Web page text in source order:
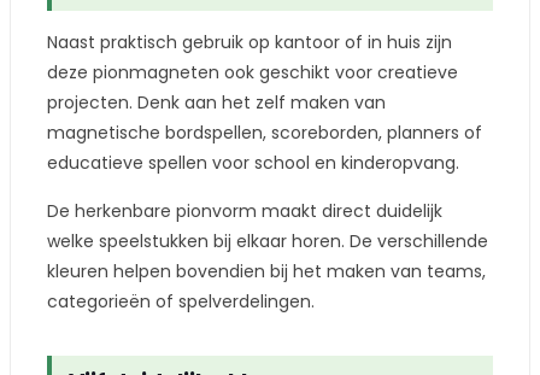
Naast praktisch gebruik op kantoor of in huis zijn
deze pionmagneten ook geschikt voor creatieve
projecten. Denk aan het zelf maken van
magnetische bordspellen, scoreborden, planners of
educatieve spellen voor school en kinderopvang.
De herkenbare pionvorm maakt direct duidelijk
welke speelstukken bij elkaar horen. De verschillende
kleuren helpen bovendien bij het maken van teams,
categorieën of spelverdelingen.